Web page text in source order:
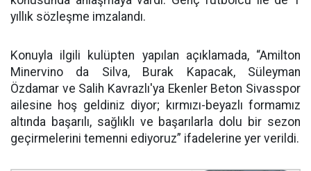
yıllık sözleşme imzalandı.
Konuyla ilgili kulüpten yapılan açıklamada, “Amilton
Minervino da Silva, Burak Kapacak, Süleyman
Özdamar ve Salih Kavrazlı'ya Ekenler Beton Sivasspor
ailesine hoş geldiniz diyor; kırmızı-beyazlı formamız
altında başarılı, sağlıklı ve başarılarla dolu bir sezon
geçirmelerini temenni ediyoruz” ifadelerine yer verildi.